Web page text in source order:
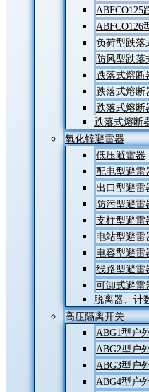
ABFCO125
ABFCO126
负荷型跌落
防风型跌落
跌落式熔断
跌落式熔断
跌落式熔断
跌落式熔断
氧化锌避雷器
低压避雷器
配电型避雷
出口型避雷
防污型避雷
支柱型避雷
电站型避雷
电容型避雷
线路型避雷
可卸式避雷
脱离器、计
高压隔离开关
ABG1型户
ABG2型户
ABG3型户
ABG4型户